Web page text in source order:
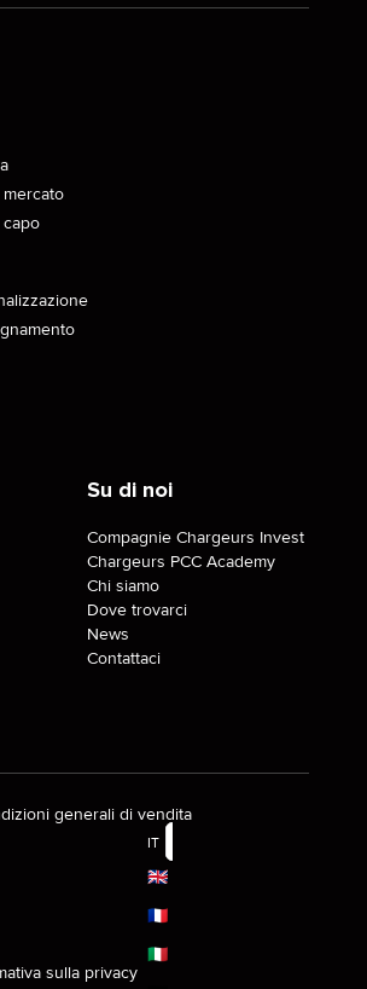
Su di noi
Compagnie Chargeurs Invest
Chargeurs PCC Academy
Chi siamo
Dove trovarci
News
Contattaci
generali di vendita
sulla privacy
IT
🇬🇧
🇫🇷
🇮🇹